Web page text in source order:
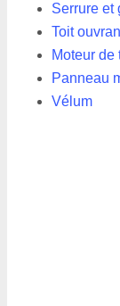
Serrure et
Toit
Moteur de
Panneau
Vélum